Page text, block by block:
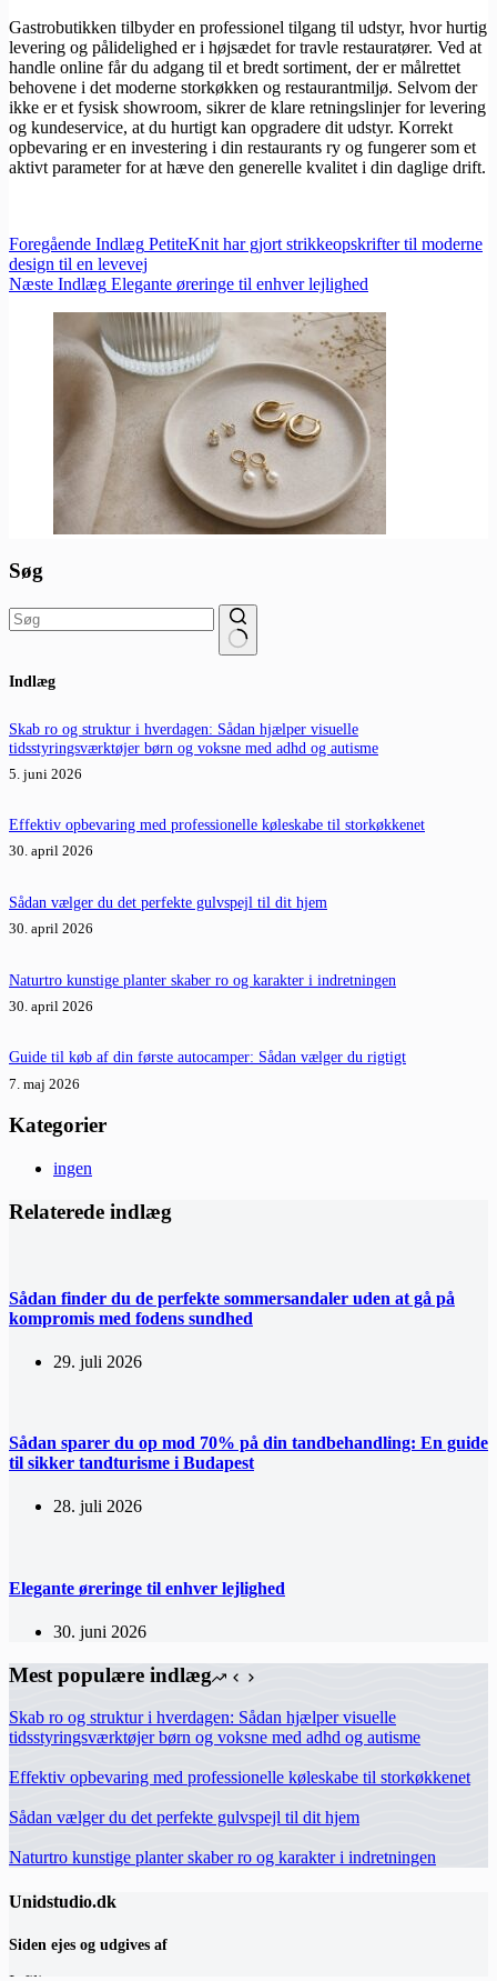
Gastrobutikken tilbyder en professionel tilgang til udstyr, hvor hurtig
levering og pålidelighed er i højsædet for travle restauratører. Ved at
handle online får du adgang til et bredt sortiment, der er målrettet
behovene i det moderne storkøkken og restaurantmiljø. Selvom der
ikke er et fysisk showroom, sikrer de klare retningslinjer for levering
og kundeservice, at du hurtigt kan opgradere dit udstyr. Korrekt
opbevaring er en investering i din restaurants ry og fungerer som et
aktivt parameter for at hæve den generelle kvalitet i din daglige drift.
Foregående Indlæg PetiteKnit har gjort strikkeopskrifter til moderne
design til en levevej
Næste Indlæg Elegante øreringe til enhver lejlighed
Søg
resultater
Indlæg
Skab ro og struktur i hverdagen: Sådan hjælper visuelle
tidsstyringsværktøjer børn og voksne med adhd og autisme
5. juni 2026
Effektiv opbevaring med professionelle køleskabe til storkøkkenet
30. april 2026
Sådan vælger du det perfekte gulvspejl til dit hjem
30. april 2026
Naturtro kunstige planter skaber ro og karakter i indretningen
30. april 2026
Guide til køb af din første autocamper: Sådan vælger du rigtigt
7. maj 2026
Kategorier
ingen
Relaterede indlæg
Sådan finder du de perfekte sommersandaler uden at gå på
kompromis med fodens sundhed
29. juli 2026
Sådan sparer du op mod 70% på din tandbehandling: En guide
til sikker tandturisme i Budapest
28. juli 2026
Elegante øreringe til enhver lejlighed
30. juni 2026
Mest populære indlæg
Skab ro og struktur i hverdagen: Sådan hjælper visuelle
tidsstyringsværktøjer børn og voksne med adhd og autisme
Effektiv opbevaring med professionelle køleskabe til storkøkkenet
Sådan vælger du det perfekte gulvspejl til dit hjem
Naturtro kunstige planter skaber ro og karakter i indretningen
Unidstudio.dk
Siden ejes og udgives af